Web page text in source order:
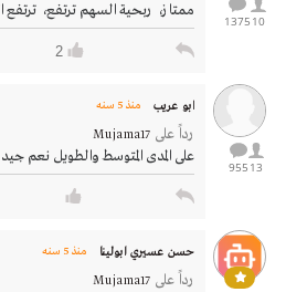
10
1375
ممتاز، ربحية السهم ترتفع، ترتفع
2
13
955
ابو عريب منذ 5 سنه
رداً على Mujama17
على المدى المتوسط والطويل نعم جيد
حسن عسيري ابولينا منذ 5 سنه
رداً على Mujama17